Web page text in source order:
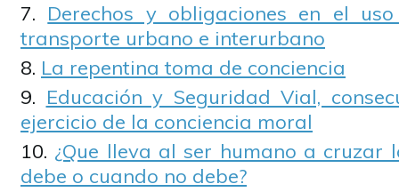
Derechos y obligaciones en el
transporte urbano e interurbano
La repentina toma de conciencia
Educación y Seguridad Vial,
ejercicio de la conciencia moral
¿Que lleva al ser humano a cruzar
debe o cuando no debe?